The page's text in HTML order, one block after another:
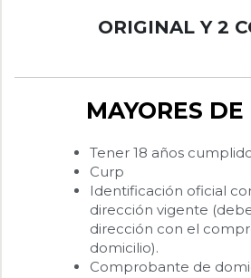
ORIGINAL Y 2
MAYORES
Tener 18 años
Curp
Identificación oficial
dirección vigente
dirección con el
domicilio).
Comprobante de